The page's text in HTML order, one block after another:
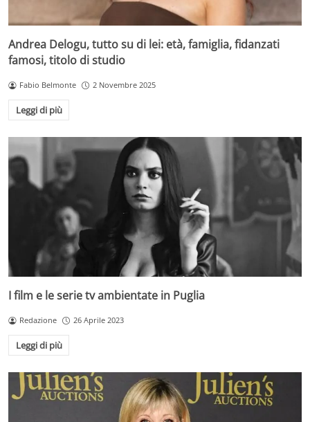
Andrea Delogu, tutto su di lei: età, famiglia, fidanzati
famosi, titolo di studio
Fabio Belmonte 2 Novembre 2025
Leggi di più
I film e le serie tv ambientate in Puglia
Redazione 26 Aprile 2023
Leggi di più